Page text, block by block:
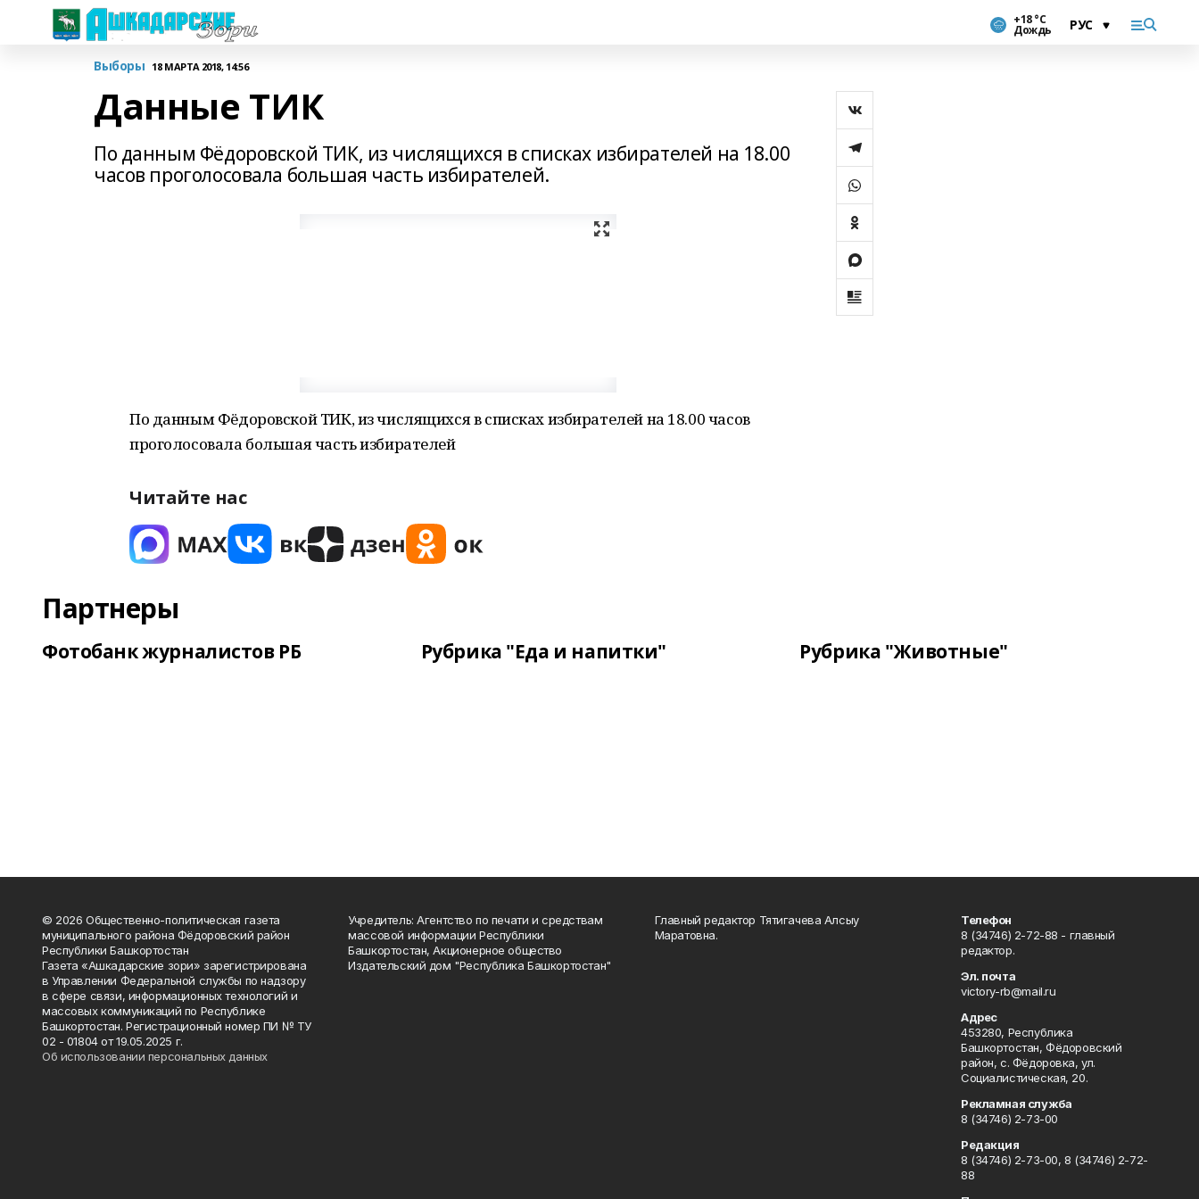
+18 °С
Дождь
Выборы 18 МАРТА 2018, 14:56
Данные ТИК
По данным Фёдоровской ТИК, из числящихся в списках избирателей на 18.00
часов проголосовала большая часть избирателей.
По данным Фёдоровской ТИК, из числящихся в списках избирателей на 18.00 часов
проголосовала большая часть избирателей
Читайте нас
Партнеры
Фотобанк журналистов РБ Рубрика "Еда и напитки" Рубрика "Животные"
© 2026 Общественно-политическая газета
муниципального района Фёдоровский район
Республики Башкортостан
Газета «Ашкадарские зори» зарегистрирована
в Управлении Федеральной службы по надзору
в сфере связи, информационных технологий и
массовых коммуникаций по Республике
Башкортостан. Регистрационный номер ПИ № ТУ
02 - 01804 от 19.05.2025 г.
Об использовании персональных данных
Учредитель: Агентство по печати и средствам
массовой информации Республики
Башкортостан, Акционерное общество
Издательский дом "Республика Башкортостан"
Главный редактор Тятигачева Алсыу
Маратовна.
Телефон
8 (34746) 2-72-88 - главный
редактор.
Эл. почта
victory-rb@mail.ru
Адрес
453280, Республика
Башкортостан, Фёдоровский
район, с. Фёдоровка, ул.
Социалистическая, 20.
Рекламная служба
8 (34746) 2-73-00
Редакция
8 (34746) 2-73-00, 8 (34746) 2-72-
88